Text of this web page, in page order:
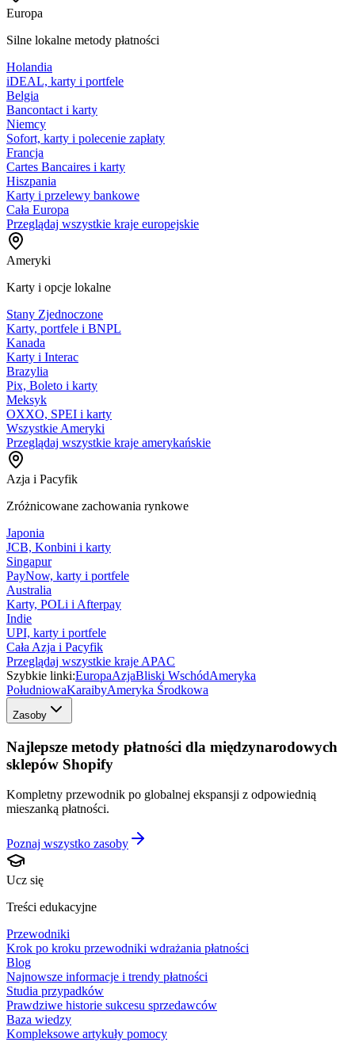
Europa
Silne lokalne metody płatności
Holandia
iDEAL, karty i portfele
Belgia
Bancontact i karty
Niemcy
Sofort, karty i polecenie zapłaty
Francja
Cartes Bancaires i karty
Hiszpania
Karty i przelewy bankowe
Cała Europa
Przeglądaj wszystkie kraje europejskie
Ameryki
Karty i opcje lokalne
Stany Zjednoczone
Karty, portfele i BNPL
Kanada
Karty i Interac
Brazylia
Pix, Boleto i karty
Meksyk
OXXO, SPEI i karty
Wszystkie Ameryki
Przeglądaj wszystkie kraje amerykańskie
Azja i Pacyfik
Zróżnicowane zachowania rynkowe
Japonia
JCB, Konbini i karty
Singapur
PayNow, karty i portfele
Australia
Karty, POLi i Afterpay
Indie
UPI, karty i portfele
Cała Azja i Pacyfik
Przeglądaj wszystkie kraje APAC
Szybkie linki:EuropaAzjaBliski WschódAmeryka
PołudniowaKaraibyAmeryka Środkowa
Zasoby
Najlepsze metody płatności dla międzynarodowych
sklepów Shopify
Kompletny przewodnik po globalnej ekspansji z odpowiednią
mieszanką płatności.
Poznaj wszystko zasoby
Ucz się
Treści edukacyjne
Przewodniki
Krok po kroku przewodniki wdrażania płatności
Blog
Najnowsze informacje i trendy płatności
Studia przypadków
Prawdziwe historie sukcesu sprzedawców
Baza wiedzy
Kompleksowe artykuły pomocy